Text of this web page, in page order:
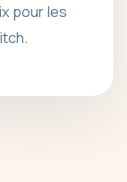
pour les